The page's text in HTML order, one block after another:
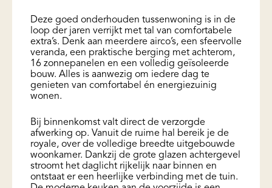
Deze goed onderhouden tussenwoning is in de
loop der jaren verrijkt met tal van comfortabele
extra’s. Denk aan meerdere airco’s, een sfeervolle
veranda, een praktische berging met achterom,
16 zonnepanelen en een volledig geïsoleerde
bouw. Alles is aanwezig om iedere dag te
genieten van comfortabel én energiezuinig
wonen.
Bij binnenkomst valt direct de verzorgde
afwerking op. Vanuit de ruime hal bereik je de
royale, over de volledige breedte uitgebouwde
woonkamer. Dankzij de grote glazen achtergevel
stroomt het daglicht rijkelijk naar binnen en
ontstaat er een heerlijke verbinding met de tuin.